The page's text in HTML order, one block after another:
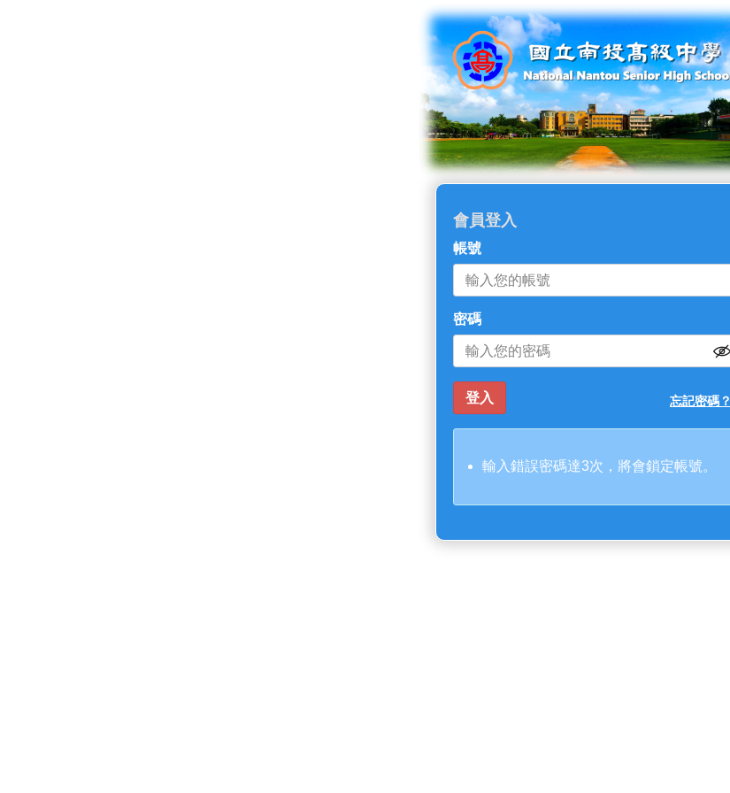
會員登入
帳號
密碼
忘記密碼？
輸入錯誤密碼達3次，將會鎖定帳號。